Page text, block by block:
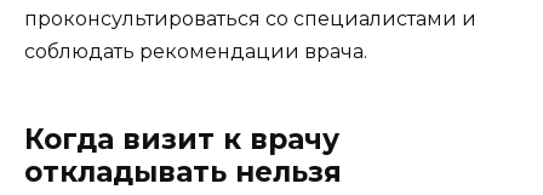
проконсультироваться со специалистами и
соблюдать рекомендации врача.
Когда визит к врачу
откладывать нельзя